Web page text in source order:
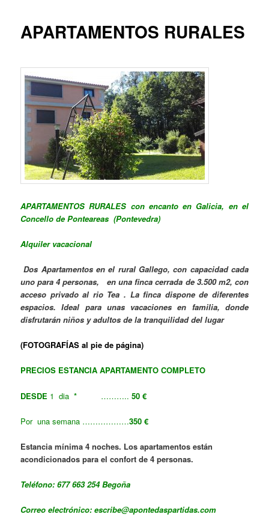
APARTAMENTOS RURALES
APARTAMENTOS RURALES con encanto en Galicia, en el
Concello de Ponteareas (Pontevedra)
Alquiler vacacional
Dos Apartamentos en el rural Gallego, con capacidad cada
uno para 4 personas, en una finca cerrada de 3.500 m2, con
acceso privado al rio Tea . La finca dispone de diferentes
espacios. Ideal para unas vacaciones en familia, donde
disfrutarán niños y adultos de la tranquilidad del lugar
(FOTOGRAFÍAS al pie de página)
PRECIOS ESTANCIA APARTAMENTO COMPLETO
DESDE 1 dia * ……….. 50 €
Por una semana ………………350 €
Estancia mínima 4 noches. Los apartamentos están
acondicionados para el confort de 4 personas.
Teléfono:677 663 254 Begoña
Correo electrónico:escribe@apontedaspartidas.com